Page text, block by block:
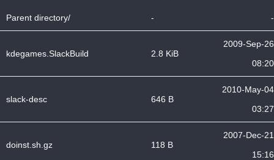
Parent directory/ - -
kdegames.SlackBuild 2.8 KiB
2009-Sep-26
08:20
slack-desc 646 B
2010-May-04
03:27
doinst.sh.gz 118 B
2007-Dec-21
15:16